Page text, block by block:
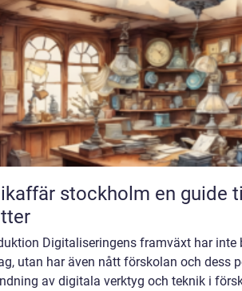
stockholm en guide till stadens dolda
Digitaliseringens framväxt har inte
utan har även nått förskolan och dess
av digitala verktyg och teknik i